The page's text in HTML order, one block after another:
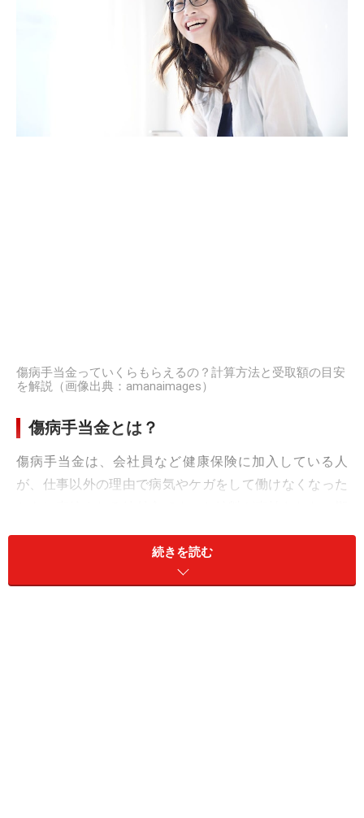
傷病手当金っていくらもらえるの？計算方法と受取額の目安
を解説（画像出典：amanaimages）
傷病手当金とは？
傷病手当金は、会社員など健康保険に加入している人
が、仕事以外の理由で病気やケガをして働けなくなった
続きを読む